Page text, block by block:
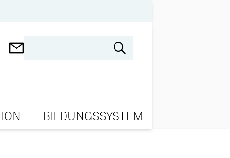
BILDUNGSSYSTEM